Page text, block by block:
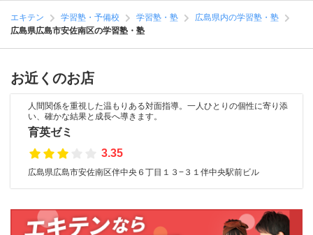
エキテン 学習塾・予備校 学習塾・塾
広島県内の学習塾・塾
広島県広島市安佐南区の学習塾・塾
お近くのお店
人間関係を重視した温もりある対面指導。一人ひとりの個性に寄り添
い、確かな結果と成長へ導きます。
育英ゼミ
3.35
広島県広島市安佐南区伴中央６丁目１３−３１伴中央駅前ビル